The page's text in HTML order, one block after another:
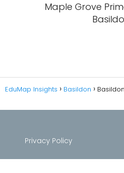
Maple Grove
EduMap Insights Basildon
Privacy Policy